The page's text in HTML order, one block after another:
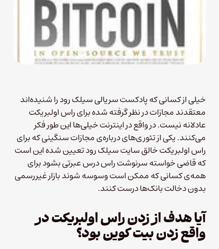
خیلی از کسانی که پادکست سریالی سیلک رود را شنیده‌اند
معتقدند مجازات در نظر گرفته شده برای راس اولبریکت
عادلانه نیست. در واقع در اینترنت خیلی‌ها این طور فکر
می‌کنند. یکی از تئوری‌های درباره‌ی مجازات سنگینی که برای
راس اولبریکت خالق سایت سیلک رود تعیین شده این است
که قاضی خواسته سرنوشت راس درس عبرتی بشود برای
همه‌ی کسانی که ممکن است وسوسه شوند بازار غیررسمی
بدون دخالت بانک‌ها درست کنند.
آیا هدف از زدن راس اولبریکت در
واقع زدن بیت کوین بود؟